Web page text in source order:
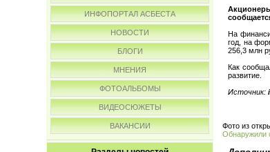
ИНФОПОРТАЛ АСБЕСТА
НОВОСТИ
БЛОГИ
МНЕНИЯ
ФОТОАЛЬБОМЫ
ВИДЕОСЮЖЕТЫ
ВАКАНСИИ
На
год, на
256,3 млн
Как
развитие.
Источник:
Фото из
Обнаружили